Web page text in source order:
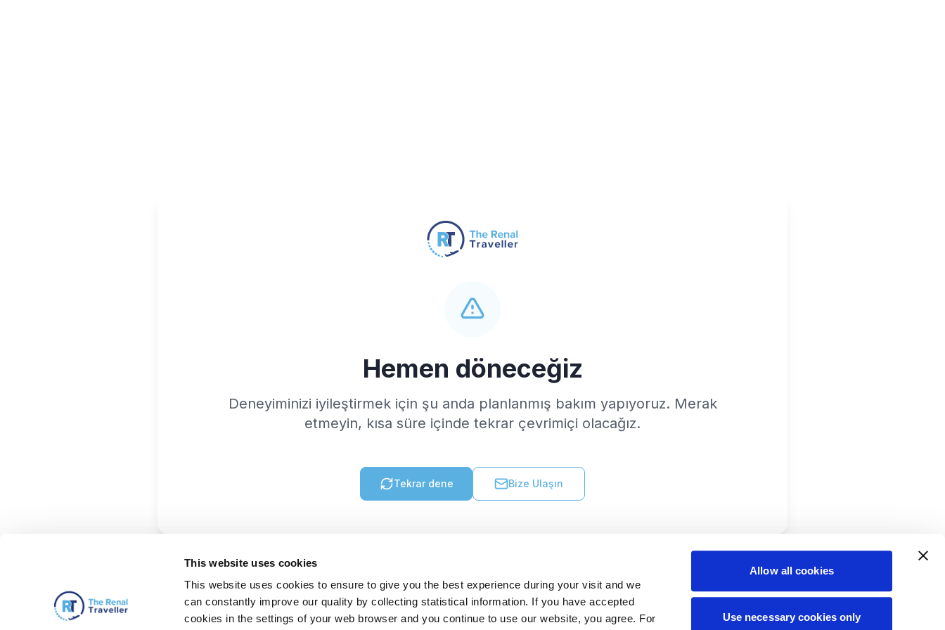
This website uses cookies
This website uses cookies to ensure to give you the best experience during your visit and we
can constantly improve our quality by collecting statistical information. If you have accepted
cookies in the settings of your web browser and you continue to use our website, you agree. For
Allow all cookies
Use necessary cookies only
Hemen döneceğiz
Deneyiminizi iyileştirmek için şu anda planlanmış bakım yapıyoruz. Merak
etmeyin, kısa süre içinde tekrar çevrimiçi olacağız.
Tekrar dene Bize Ulaşın